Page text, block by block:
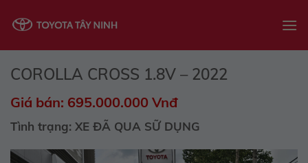
COROLLA CROSS 1.8V – 2022
Giá bán: 695.000.000 Vnđ
Tình trạng: XE ĐÃ QUA SỮ DỤNG